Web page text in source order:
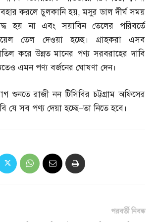
করলে চুলকানি হয়,মসুর ডাল দীর্ঘ সময়
হয় না এবং সয়াবিন তেলের পরিবর্তে
তেল দেওয়া হচ্ছে। গ্রাহকরা এসব
করে উন্নত মানের পণ্য সরবরাহের দাবি
এমন পণ্য বর্জনের ঘোষণা দেন।
রাজী নন টিসিবির চট্টগ্রাম অফিসের
যে সব পণ্য দেয়া হচ্ছে–তা নিতে হবে।
পরবর্তী নিবন্ধ